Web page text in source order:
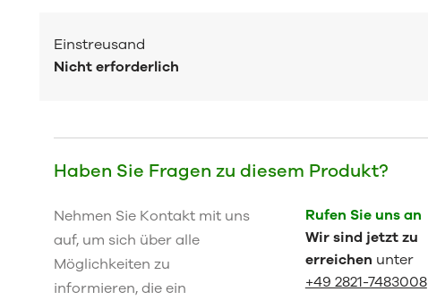
Einstreusand
Nicht erforderlich
Haben Sie Fragen zu diesem Produkt?
Nehmen Sie Kontakt mit uns
auf, um sich über alle
Möglichkeiten zu
informieren, die ein
Rufen Sie uns an
Wir sind jetzt zu
erreichen unter
+49 2821-7483008